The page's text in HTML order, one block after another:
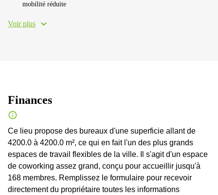
mobilité réduite
Voir plus
Finances
Ce lieu propose des bureaux d'une superficie allant de
4200.0 à 4200.0 m², ce qui en fait l'un des plus grands
espaces de travail flexibles de la ville. Il s'agit d'un espace
de coworking assez grand, conçu pour accueillir jusqu'à
168 membres. Remplissez le formulaire pour recevoir
directement du propriétaire toutes les informations